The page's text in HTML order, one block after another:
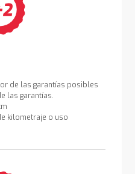
de las garantías posibles
las garantías.
kilometraje o uso